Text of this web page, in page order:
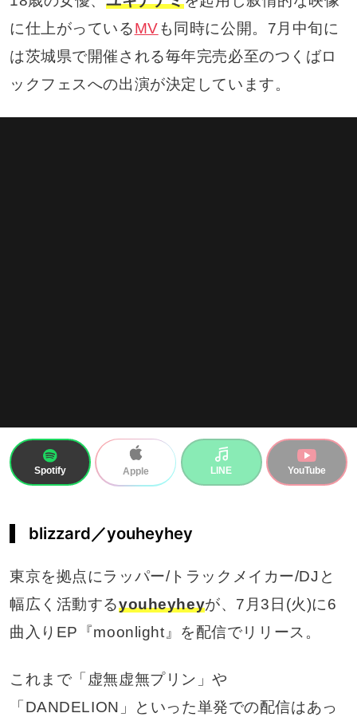
に仕上がっているMVも同時に公開。7月中旬に
は茨城県で開催される毎年完売必至のつくばロ
ックフェスへの出演が決定しています。
Spotify Apple LINE YouTube
blizzard／youheyhey
東京を拠点にラッパー/トラックメイカー/DJと
幅広く活動するyouheyheyが、7月3日(火)に6
曲入りEP『moonlight』を配信でリリース。
これまで「虚無虚無プリン」や
「DANDELION」といった単発での配信はあっ